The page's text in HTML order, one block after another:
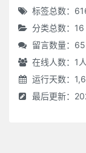
标签总数：
分类总数：
留言数量：
在线人数： 1 人
运行天数：
最后更新：